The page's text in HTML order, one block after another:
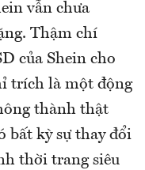
vẫn chưa
Thậm chí
của Shein cho
trích là một động
thành thật
bất kỳ sự thay đổi
thời trang siêu